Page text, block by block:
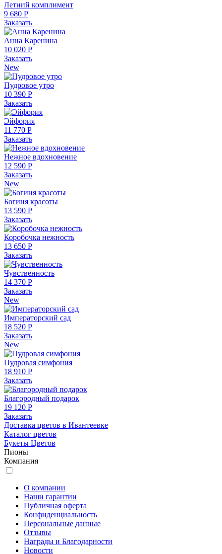
Летний комплимент
9 680 Р
Заказать
Анна Каренина
10 020 Р
Заказать
New
Пудровое утро
10 390 Р
Заказать
Эйфория
11 770 Р
Заказать
Нежное вдохновение
12 590 Р
Заказать
New
Богиня красоты
13 590 Р
Заказать
Коробочка нежность
13 650 Р
Заказать
Чувственность
14 370 Р
Заказать
New
Императорский сад
18 520 Р
Заказать
New
Пудровая симфония
18 910 Р
Заказать
Благородный подарок
19 120 Р
Заказать
Доставка цветов в Ивантеевке
Каталог цветов
Букеты Цветов
Пионы
Компания
О компании
Наши гарантии
Публичная оферта
Конфиденциальность
Персональные данные
Отзывы
Награды и Благодарности
Новости